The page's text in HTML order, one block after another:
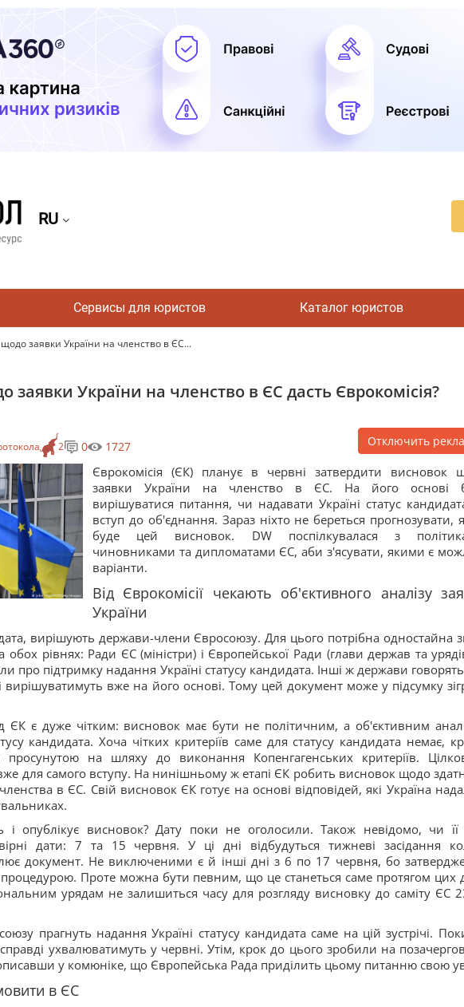
RU
Сервисы для юристов Каталог юристов
заявки України на членство в ЄС...
України на членство в ЄС дасть Єврокомісія?
2 0 1727 Отключить
Єврокомісія (ЄК) планує в червні затвердити висновок
заявки України на членство в ЄС. На його основі
вирішуватися питання, чи надавати Україні статус
вступ до об'єднання. Зараз ніхто не береться прогнозувати,
буде цей висновок. DW поспілкувалася з
чиновниками та дипломатами ЄС, аби з'ясувати, якими є
варіанти.
Від Єврокомісії чекають об'єктивного аналізу
України
вирішують держави-члени Євросоюзу. Для цього потрібна одностайна
обох рівнях: Ради ЄС (міністри) і Європейської Ради (глави держав та
про підтримку надання Україні статусу кандидата. Інші ж держави
вже на його основі. Тому цей документ може у підсумку
ЄК є дуже чітким: висновок має бути не політичним, а об'єктивним
кандидата. Хоча чітких критеріїв саме для статусу кандидата немає,
на шляху до виконання Копенгагенських критеріїв.
вже для самого вступу. На нинішньому ж етапі ЄК робить висновок щодо
в ЄС. Свій висновок ЄК готує на основі відповідей, які Україна
і опублікує висновок? Дату поки не оголосили. Також невідомо, чи
дати: 7 та 15 червня. У ці дні відбудуться тижневі засідання
документ. Не виключеними є й інші дні з 6 по 17 червня, бо
Проте можна бути певним, що це станеться саме протягом цих
урядам не залишиться часу для розгляду висновку до саміту ЄС
прагнуть надання Україні статусу кандидата саме на цій зустрічі.
ухвалюватимуть у червні. Утім, крок до цього зробили на
у комюніке, що Європейська Рада приділить цьому питанню свою
в ЄС